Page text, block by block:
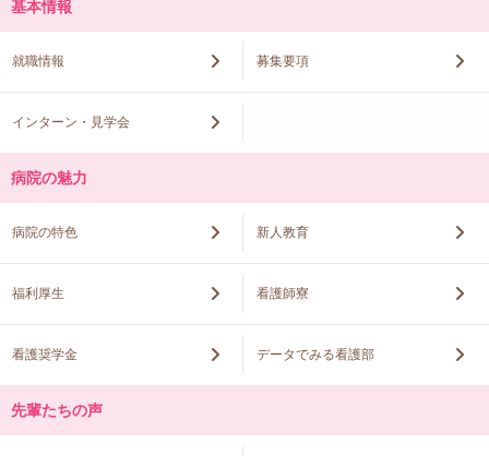
基本情報
就職情報 募集要項
インターン・見学会
病院の魅力
病院の特色 新人教育
福利厚生 看護師寮
看護奨学金 データでみる看護部
先輩たちの声